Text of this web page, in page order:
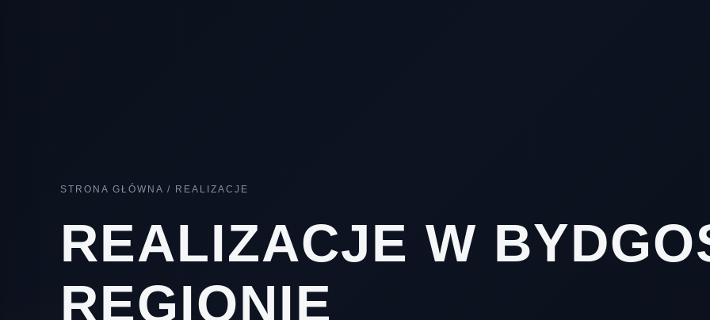
STRONA GŁÓWNA / REALIZACJE
REALIZACJE W
REGIONIE